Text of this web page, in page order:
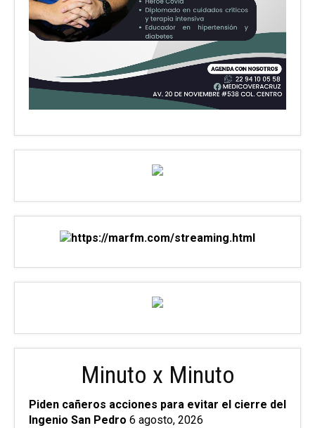
Minuto x Minuto
Piden cañeros acciones para evitar el cierre del
Ingenio San Pedro 6 agosto, 2026